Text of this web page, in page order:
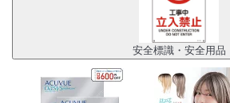
安全標識・安全用品